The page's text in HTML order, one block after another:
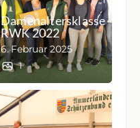
Damenaltersklasse
RWK 2022
6. Februar 2025
1